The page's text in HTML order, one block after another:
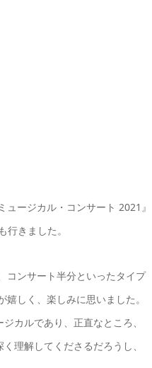
ージカル・コンサート 2021』
きました。
コンサート半分といったタイプ
しく、楽しみに思いました。
カルであり、正直なところ、
理解してくださるだろうし、